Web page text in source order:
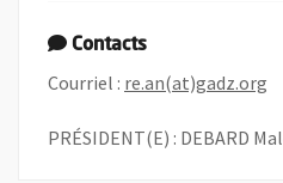
Contacts
Courriel : re.an(at)gadz.org
PRÉSIDENT(E) : DEBARD